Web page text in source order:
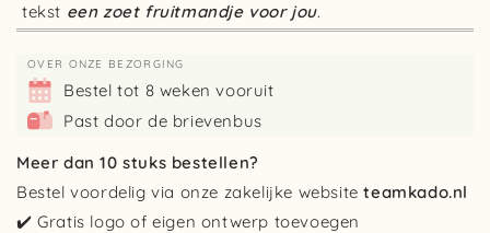
tekst een zoet fruitmandje voor jou.
OVER ONZE BEZORGING
Bestel tot 8 weken vooruit
Past door de brievenbus
Meer dan 10 stuks bestellen?
Bestel voordelig via onze zakelijke websiteteamkado.nl
✔️ Gratis logo of eigen ontwerp toevoegen